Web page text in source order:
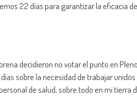
22 días para garantizar la eficacia
decidieron no votar el punto en
sobre la necesidad de trabajar
de salud, sobre todo en mi tierra